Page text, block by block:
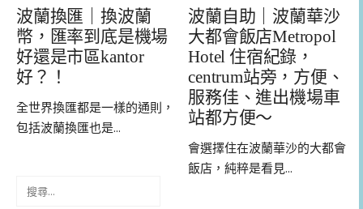
波蘭換匯｜換波蘭
幣，匯率到底是機場
好還是市區kantor
好？！
全世界換匯都是一樣的通則，
包括波蘭換匯也是...
波蘭自助｜波蘭華沙
大都會飯店Metropol
Hotel 住宿紀錄，
centrum站旁，方便、
服務佳、進出機場車
站都方便～
會選擇住在波蘭華沙的大都會
飯店，純粹是看見...